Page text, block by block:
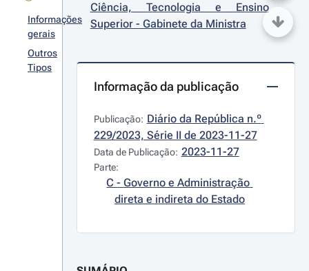
Informações
gerais
Outros
Tipos
Ciência, Tecnologia e Ensino
Superior - Gabinete da Ministra
Informação da publicação
Publicação: Diário da República n.º
229/2023, Série II de 2023-11-27
Data de Publicação: 2023-11-27
Parte:
C - Governo e Administração
direta e indireta do Estado